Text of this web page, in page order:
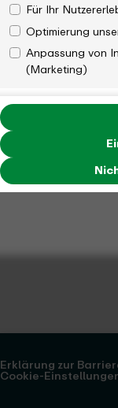
Für Ihr
Optimierung
Anpassung von
(Marketing)
Erklärung zur
Cookie-